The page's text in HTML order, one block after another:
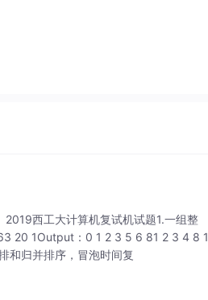
西工大计算机复试机试题1.一组整
20 1Output：0 1 2 3 5 6 81 2 3 4 8 1
和归并排序，冒泡时间复